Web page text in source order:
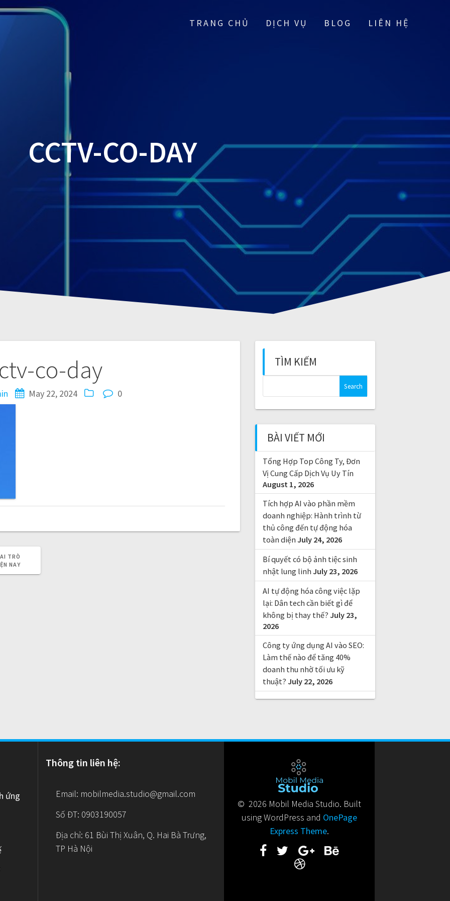
TRANG CHỦ DỊCH VỤ BLOG LIÊN HỆ
CCTV-CO-DAY
co-day
May 22, 2024 0
TRÒ
NAY
TÌM KIẾM
c
f
o
r
:
BÀI VIẾT MỚI
Tổng Hợp Top Công Ty, Đơn
Vị Cung Cấp Dịch Vụ Uy Tín
August 1, 2026
Tích hợp AI vào phần mềm
doanh nghiệp: Hành trình từ
thủ công đến tự động hóa
toàn diện July 24, 2026
Bí quyết có bộ ảnh tiệc sinh
nhật lung linh July 23, 2026
AI tự động hóa công việc lặp
lại: Dân tech cần biết gì để
không bị thay thế? July 23,
2026
Công ty ứng dụng AI vào SEO:
Làm thế nào để tăng 40%
doanh thu nhờ tối ưu kỹ
thuật? July 22, 2026
ứng
Thông tin liên hệ:
Email: mobilmedia.studio@gmail.com
Số ĐT: 0903190057
Địa chỉ: 61 Bùi Thị Xuân, Q. Hai Bà Trưng,
TP Hà Nội
© 2026 Mobil Media Studio. Built
using WordPress and OnePage
Express Theme.